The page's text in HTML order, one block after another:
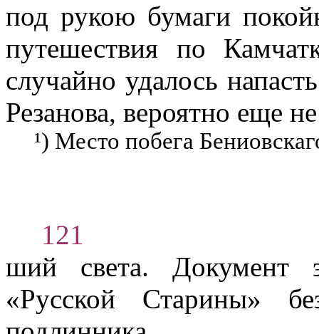
под рукою бумаги
путешествия по
случайно удалось
Резанова, вероятно еще
¹) Место побега
121
ший света. Документ
«Русской Ста­рины»